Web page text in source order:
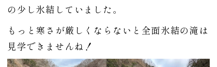
の少し氷結していました。
もっと寒さが厳しくならないと全面氷結の滝は
見学できませんね！